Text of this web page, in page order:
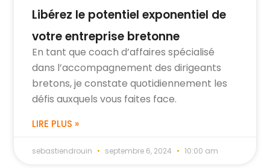
Libérez le potentiel exponentiel de
votre entreprise bretonne
En tant que coach d’affaires spécialisé
dans l’accompagnement des dirigeants
bretons, je constate quotidiennement les
défis auxquels vous faites face.
LIRE PLUS »
sebastiendrouin septembre 6, 2024 10:00 am